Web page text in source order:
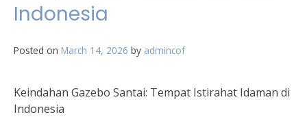
Indonesia
Posted on March 14, 2026 by admincof
Keindahan Gazebo Santai: Tempat Istirahat Idaman di
Indonesia